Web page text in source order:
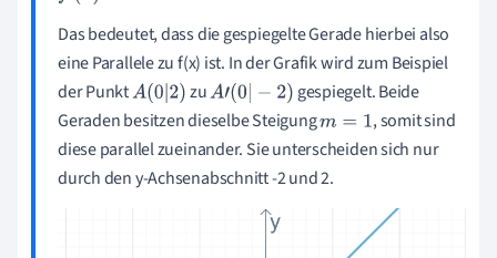
Das bedeutet, dass die gespiegelte Gerade hierbei also
eine Parallele zu f(x) ist. In der Grafik wird zum Beispiel
der PunktA(0|2 ) zuA'(0|- )
gespiegelt. Beide
Geraden besitzen dieselbe Steigungm= 1
, somit sind
diese parallel zueinander. Sie unterscheiden sich nur
durch den y-Achsenabschnitt -2 und 2.